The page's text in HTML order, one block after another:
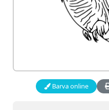
Barva online